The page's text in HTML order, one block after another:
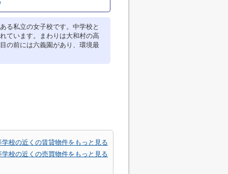
る私立の女子校です。中学校と
ています。まわりは大和村の高
の前には六義園があり、環境最
校の近くの賃貸物件をもっと見る
校の近くの売買物件をもっと見る